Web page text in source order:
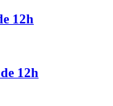
12h
12h